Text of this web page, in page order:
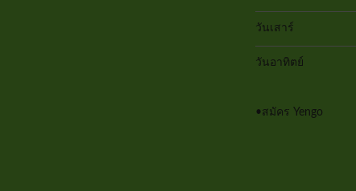
วันเสาร์
วันอาทิตย์
•สมัคร Yengo